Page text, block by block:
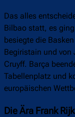
Das alles
Bilbao statt, es
besiegte die
Begiristain und von
Cruyff. Barça
Tabellenplatz und
europäischen
Die Ära Frank